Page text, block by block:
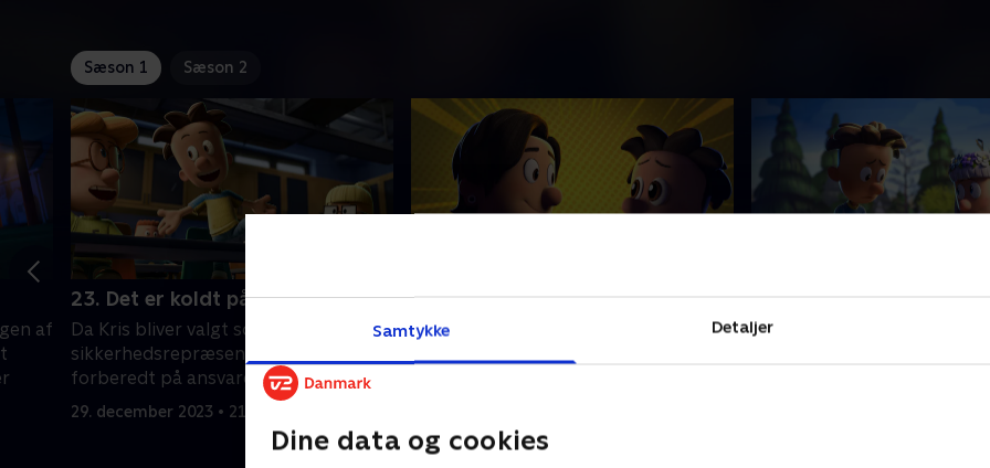
Samtykke Detaljer
Dine data og cookies
Sæson 1 Sæson 2
af
23. Det er koldt på toppen
Da Kris bliver valgt som elevernes
sikkerhedsrepræsentant, er han ikke
forberedt på ansvaret
29. december 2023 • 21 min
24. En bromance dukker op
Midt i Ellens nylige hjertesorg er Kris
29. december 2023 • 21 min
Kris må overbevise Lea, en